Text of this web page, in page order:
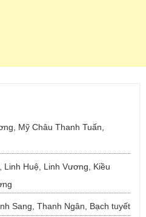
Mỹ Châu Thanh Tuấn,
Huệ, Linh Vương, Kiều
Sang, Thanh Ngân, Bạch tuyết